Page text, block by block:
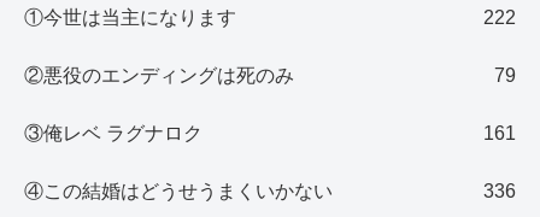
①今世は当主になります 222
②悪役のエンディングは死のみ 79
③俺レベ ラグナロク 161
④この結婚はどうせうまくいかない 336